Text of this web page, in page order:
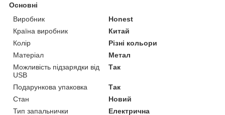
Основні
Виробник
Honest
Країна виробник
Китай
Колір
Різні кольори
Матеріал
Метал
Можливість підзарядки від
USB
Так
Подарункова упаковка
Так
Стан
Новий
Тип запальнички
Електрична